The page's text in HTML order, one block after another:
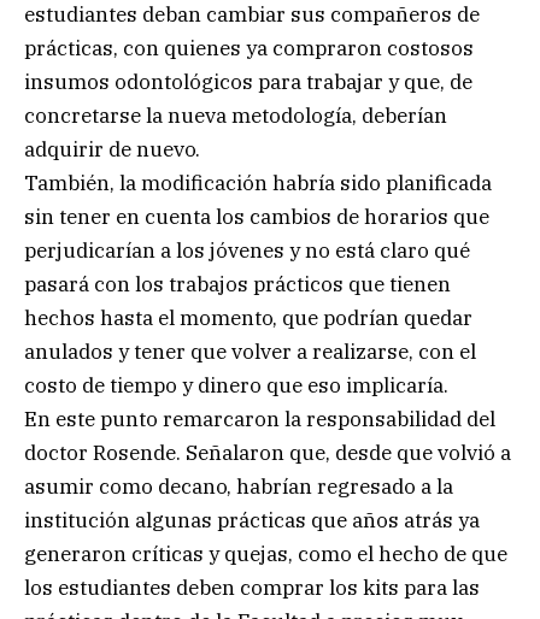
estudiantes deban cambiar sus compañeros de
prácticas, con quienes ya compraron costosos
insumos odontológicos para trabajar y que, de
concretarse la nueva metodología, deberían
adquirir de nuevo.
También, la modificación habría sido planificada
sin tener en cuenta los cambios de horarios que
perjudicarían a los jóvenes y no está claro qué
pasará con los trabajos prácticos que tienen
hechos hasta el momento, que podrían quedar
anulados y tener que volver a realizarse, con el
costo de tiempo y dinero que eso implicaría.
En este punto remarcaron la responsabilidad del
doctor Rosende. Señalaron que, desde que volvió a
asumir como decano, habrían regresado a la
institución algunas prácticas que años atrás ya
generaron críticas y quejas, como el hecho de que
los estudiantes deben comprar los kits para las